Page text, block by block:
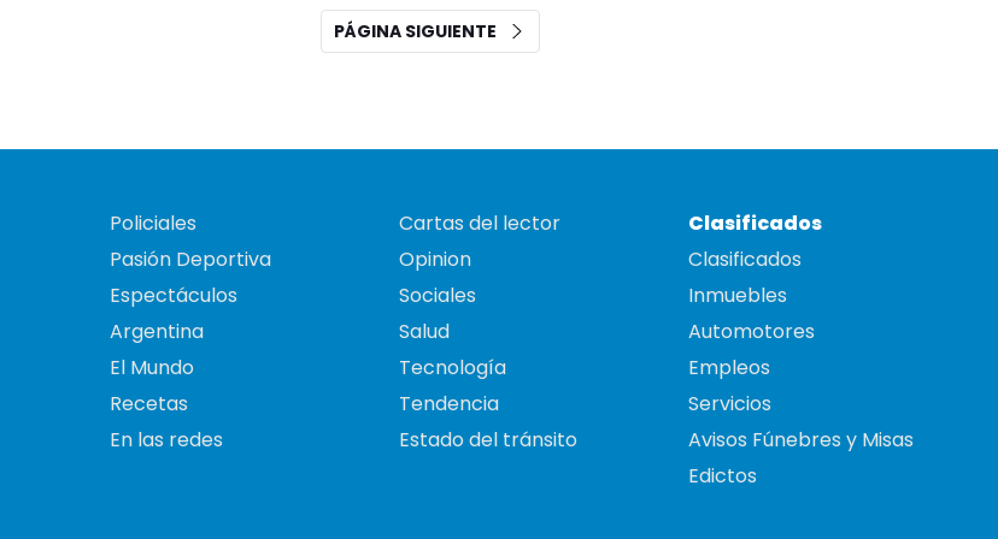
PÁGINA SIGUIENTE
Policiales
Pasión Deportiva
Espectáculos
Argentina
El Mundo
Recetas
En las redes
Cartas del lector
Opinion
Sociales
Salud
Tecnología
Tendencia
Estado del tránsito
Clasificados
Clasificados
Inmuebles
Automotores
Empleos
Servicios
Avisos Fúnebres y Misas
Edictos